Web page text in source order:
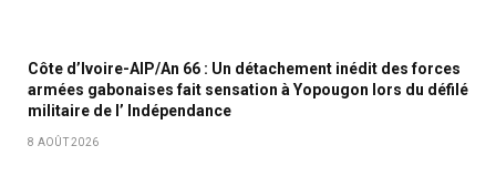
Côte d’Ivoire-AIP/An 66 : Un détachement inédit des forces
armées gabonaises fait sensation à Yopougon lors du défilé
militaire de l’ Indépendance
8 AOÛT 2026